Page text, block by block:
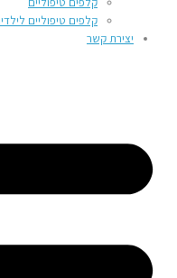
קלפים טיפוליים לילדים
יצירת קשר